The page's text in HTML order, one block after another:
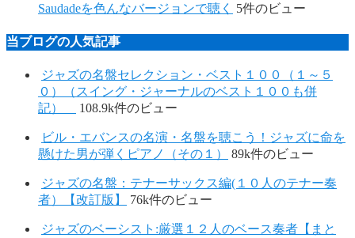
Saudadeを色んなバージョンで聴く
5件のビュー
当ブログの人気記事
ジャズの名盤セレクション・ベスト１００（１～５
０）（スイング・ジャーナルのベスト１００も併
記）
108.9k件のビュー
ビル・エバンスの名演・名盤を聴こう！ジャズに命を
懸けた男が弾くピアノ（その１）
89k件のビュー
ジャズの名盤：テナーサックス編(１０人のテナー奏
者）【改訂版】
76k件のビュー
ジャズのベーシスト:厳選１２人のベース奏者【まと